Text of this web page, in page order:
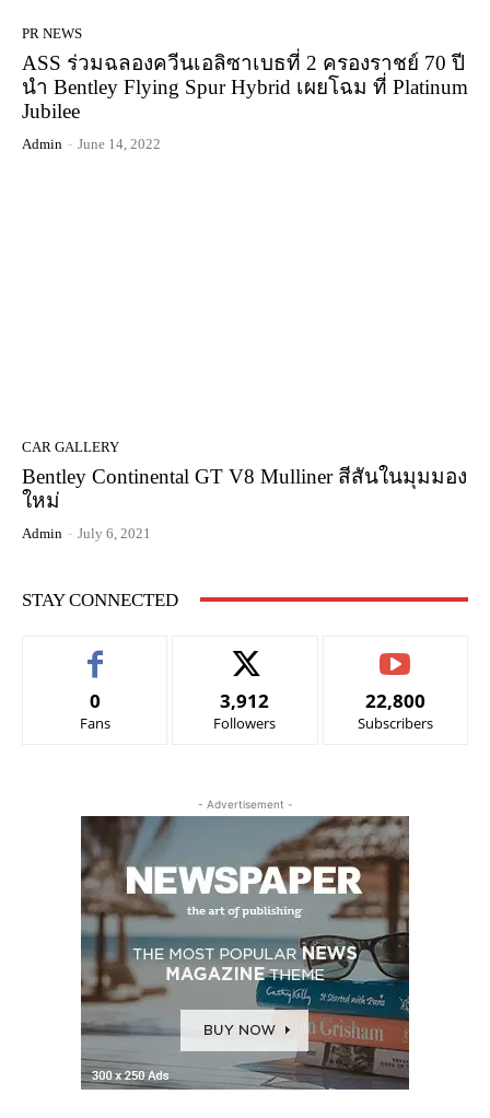
PR NEWS
ASS ร่วมฉลองควีนเอลิซาเบธที่ 2 ครองราชย์ 70 ปี
นำ Bentley Flying Spur Hybrid เผยโฉม ที่ Platinum
Jubilee
Admin - June 14, 2022
CAR GALLERY
Bentley Continental GT V8 Mulliner สีสันในมุมมอง
ใหม่
Admin - July 6, 2021
STAY CONNECTED
0
Fans
3,912
Followers
22,800
Subscribers
- Advertisement -